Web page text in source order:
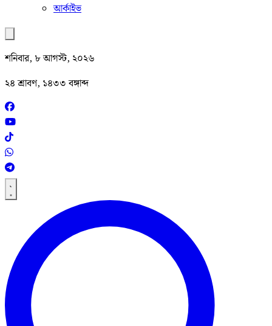
আর্কাইভ
শনিবার, ৮ আগস্ট, ২০২৬
২৪ শ্রাবণ, ১৪৩৩ বঙ্গাব্দ